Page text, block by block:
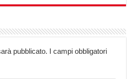
pubblicato. I campi obbligatori